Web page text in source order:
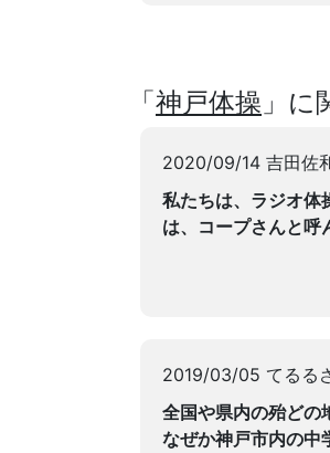
「神戸体操 」に
2020/09/14 吉田佐
私たちは、ラジオ体
は、コープさんと
2019/03/05 てるる
全国や県内の殆どの
なぜか神戸市内の中